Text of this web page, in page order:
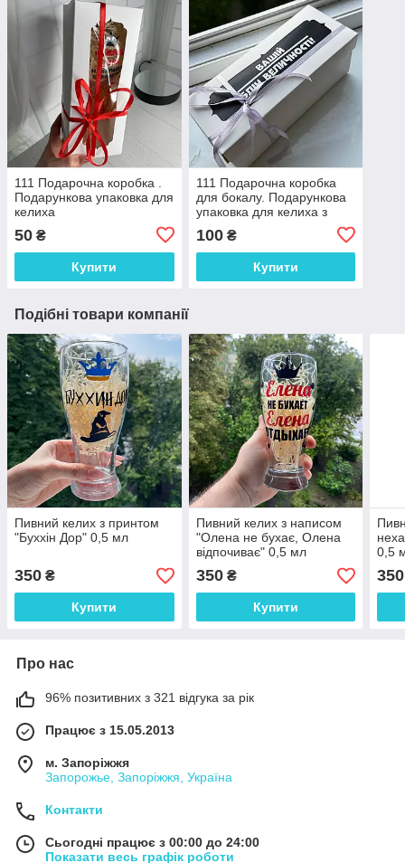
111 Подарочна коробка .
Подарункова упаковка для
келиха
50 ₴
Купити
111 Подарочна коробка
для бокалу. Подарункова
упаковка для келиха з
100₴
Купити
Подібні товари компанії
Пивний келих з принтом
"Буххін Дор" 0,5 мл
350 ₴
Купити
Пивний келих з написом
"Олена не бухає, Олена
відпочиває" 0,5 мл
350₴
Купити
0,5
350
Про нас
96% позитивних з 321 відгука за рік
Працює з 15.05.2013
м. Запоріжжя
Запорожье, Запоріжжя, Україна
Контакти
Сьогодні працює з 00:00 до 24:00
Показати весь графік роботи